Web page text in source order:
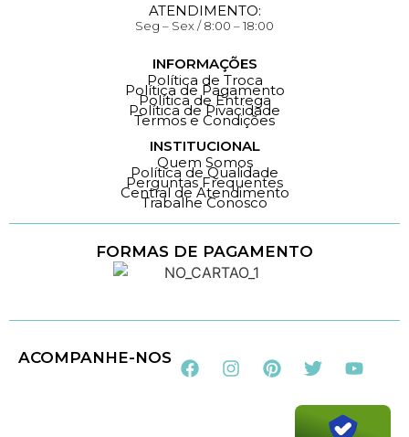
ATENDIMENTO:
Seg – Sex / 8:00 – 18:00
INFORMAÇÕES
Política de Troca
Política de Pagamento
Política de Entrega
Política de Pivacidade
Termos e Condições
INSTITUCIONAL
Quem Somos
Política de Qualidade
Perguntas Frequentes
Central de Atendimento
Trabalhe Conosco
FORMAS DE PAGAMENTO
ACOMPANHE-NOS